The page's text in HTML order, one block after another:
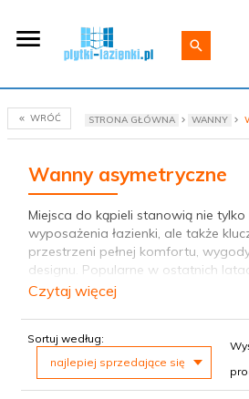
WRÓĆ STRONA GŁÓWNA WANNY
Wanny asymetryczne
Miejsca do kąpieli stanowią nie
wyposażenia łazienki, ale także
przestrzeni pełnej komfortu,
designu. Popularne w ostatnich
asymetryczne, wybierane przez
kształtem oraz pozwalają na
dostępnej przestrzeni, niezależnie
łazienki. Wyróżnia je nie tylko
również możliwość dostosowania
Czytaj więcej
Sortuj według:
najlepiej sprzedające się